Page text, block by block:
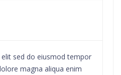
sed do eiusmod tempor
magna aliqua enim